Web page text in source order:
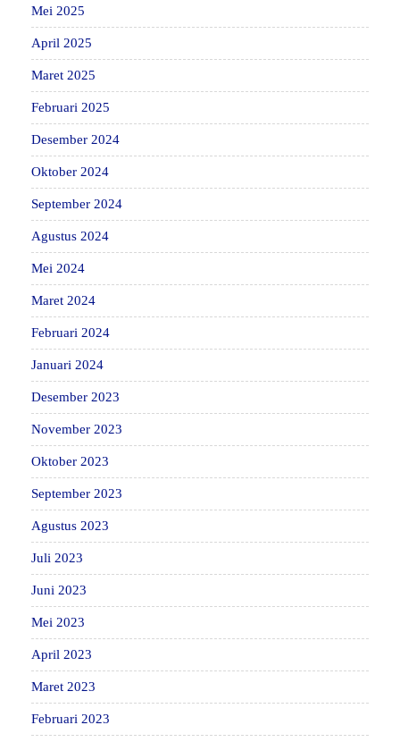
Mei 2025
April 2025
Maret 2025
Februari 2025
Desember 2024
Oktober 2024
September 2024
Agustus 2024
Mei 2024
Maret 2024
Februari 2024
Januari 2024
Desember 2023
November 2023
Oktober 2023
September 2023
Agustus 2023
Juli 2023
Juni 2023
Mei 2023
April 2023
Maret 2023
Februari 2023